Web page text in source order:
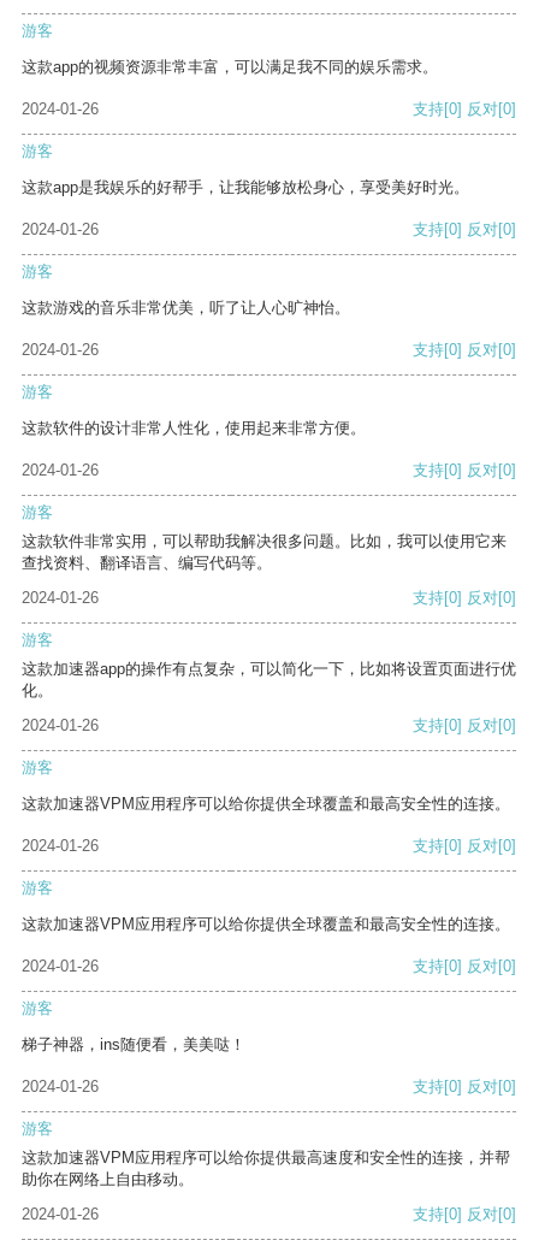
游客
这款app的视频资源非常丰富，可以满足我不同的娱乐需求。
2024-01-26 支持[0] 反对[0]
游客
这款app是我娱乐的好帮手，让我能够放松身心，享受美好时光。
2024-01-26 支持[0] 反对[0]
游客
这款游戏的音乐非常优美，听了让人心旷神怡。
2024-01-26 支持[0] 反对[0]
游客
这款软件的设计非常人性化，使用起来非常方便。
2024-01-26 支持[0] 反对[0]
游客
这款软件非常实用，可以帮助我解决很多问题。比如，我可以使用它来
查找资料、翻译语言、编写代码等。
2024-01-26
支持[0] 反对[0]
游客
这款加速器app的操作有点复杂，可以简化一下，比如将设置页面进行优
化。
2024-01-26
支持[0] 反对[0]
游客
这款加速器VPM应用程序可以给你提供全球覆盖和最高安全性的连接。
2024-01-26 支持[0] 反对[0]
游客
这款加速器VPM应用程序可以给你提供全球覆盖和最高安全性的连接。
2024-01-26 支持[0] 反对[0]
游客
梯子神器，ins随便看，美美哒！
2024-01-26 支持[0] 反对[0]
游客
这款加速器VPM应用程序可以给你提供最高速度和安全性的连接，并帮
助你在网络上自由移动。
2024-01-26
支持[0] 反对[0]